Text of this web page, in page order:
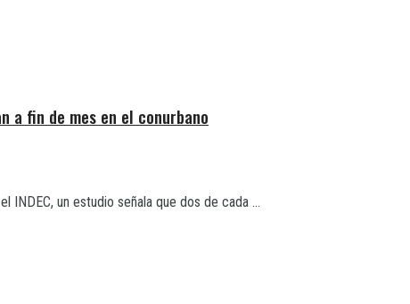
a fin de mes en el conurbano
un estudio señala que dos de cada ...